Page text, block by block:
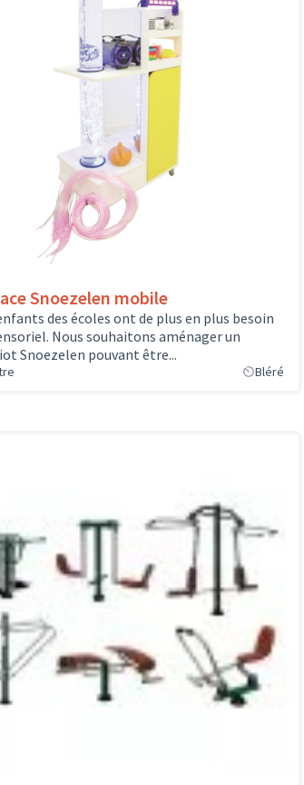
Snoezelen mobile
des écoles ont de plus en plus besoin
Nous souhaitons aménager un
Snoezelen pouvant être...
Bléré